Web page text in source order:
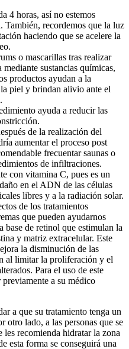
4 horas, así no estemos
También, recordemos que la luz
haciendo que se acelere la
o mascarillas tras realizar
sustancias químicas,
productos ayudan a la
piel y brindan alivio ante el
ayuda a reducir las
de la realización del
aumentar el proceso post
frecuentar saunas o
de infiltraciones.
con vitamina C, pues es un
en el ADN de las células
libres y a la radiación solar.
de los tratamientos
que pueden ayudarnos
base de retinol que estimulan la
y matriz extracelular. Este
la disminución de las
al limitar la proliferación y el
Para el uso de este
a su médico
a que su tratamiento tenga un
otro lado, a las personas que se
les recomienda hidratar la zona
esta forma se conseguirá una